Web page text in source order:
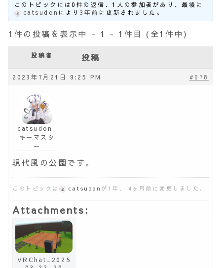
このトピックには0件の返信、1人の参加者があり、最後に
catsudon により 3年前 に更新されました。
1件の投稿を表示中 - 1 - 1件目 (全1件中)
投稿者 投稿
2023年7月21日 9:25 PM #978
catsudon
キーマスタ
ー
現代風の公園です。
このトピックは catsudon が1年、 4ヶ月前に変更しました。
Attachments:
VRChat_2025